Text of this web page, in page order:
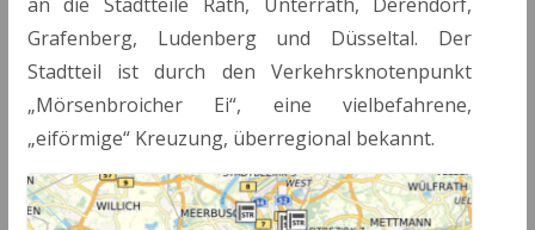
Grafenberg, Ludenberg und Düsseltal. Der
Stadtteil ist durch den Verkehrsknotenpunkt
„Mörsenbroicher Ei“, eine vielbefahrene,
„eiförmige“ Kreuzung, überregional bekannt.